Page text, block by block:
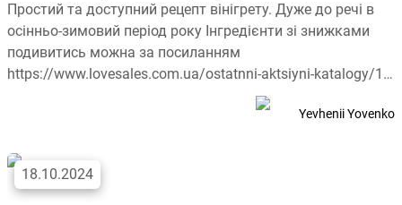
Простий та доступний рецепт вінігрету. Дуже до речі в
осінньо-зимовий період року Інгредієнти зі знижками
подивитись можна за посиланням
https://www.lovesales.com.ua/ostatnni-aktsiyni-katalogy/1?
category=produkty: 2 картоплини1 морква1 буряк1
Yevhenii Yovenko
18.10.2024